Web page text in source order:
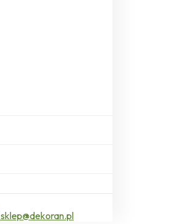
sklep@dekoran.pl